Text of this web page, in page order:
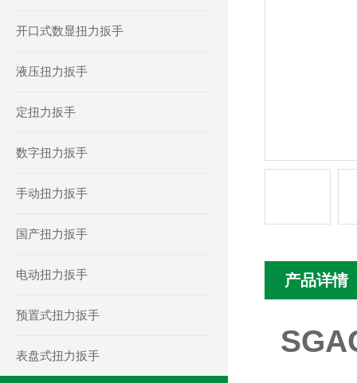
开口式数显扭力扳手
液压扭力扳手
定扭力扳手
数字扭力扳手
手动扭力扳手
国产扭力扳手
电动扭力扳手
预置式扭力扳手
表盘式扭力扳手
产品详情